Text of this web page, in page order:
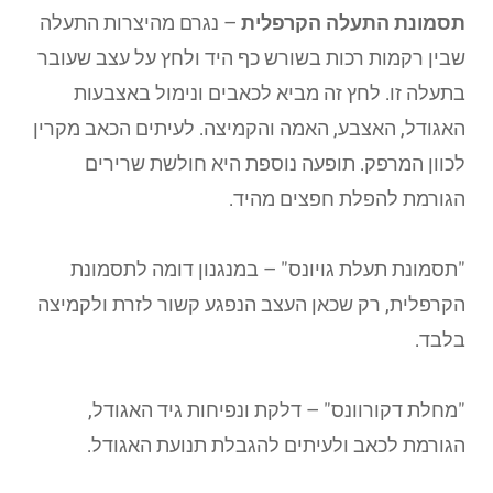
תסמונת התעלה הקרפלית – נגרם מהיצרות התעלה
שבין רקמות רכות בשורש כף היד ולחץ על עצב שעובר
בתעלה זו. לחץ זה מביא לכאבים ונימול באצבעות
האגודל, האצבע, האמה והקמיצה. לעיתים הכאב מקרין
לכוון המרפק. תופעה נוספת היא חולשת שרירים
הגורמת להפלת חפצים מהיד.
"תסמונת תעלת גויונס" – במנגנון דומה לתסמונת
הקרפלית, רק שכאן העצב הנפגע קשור לזרת ולקמיצה
בלבד.
"מחלת דקורוונס" – דלקת ונפיחות גיד האגודל,
הגורמת לכאב ולעיתים להגבלת תנועת האגודל.